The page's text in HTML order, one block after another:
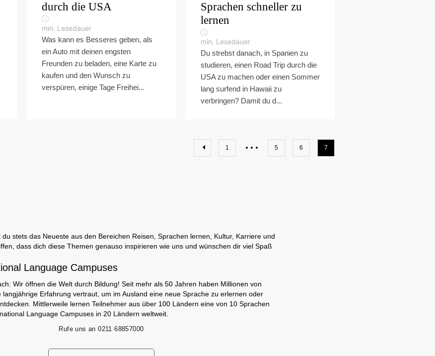
durch die USA
min. Lesedauer
Was kann es Besseres geben, als
ein Auto mit deinen engsten
Freunden zu beladen, eine Karte zu
kaufen und den Wunsch zu
verspüren, einige Tage Freihei...
Sprachen schneller zu
lernen
min. Lesedauer
Du strebst danach, in Spanien zu
studieren, einen Road Trip durch die
USA zu machen oder einen Sommer
lang surfend in Hawaii zu
verbringen? Damit du d...
1 5 6 7
stets das Neueste aus den Bereichen Reisen, Sprachen lernen, Kultur, Karriere und
dass dich diese Themen genauso inspirieren wie uns und wünschen dir viel Spaß
Language Campuses
Wir öffnen die Welt durch Bildung! Seit mehr als 50 Jahren haben Millionen von
langjährige Erfahrung vertraut, um im Ausland eine neue Sprache zu erlernen oder
Mittlerweile lernen Teilnehmer aus über 100 Ländern eine von 10 Sprachen
Language Campuses in 20 Ländern weltweit.
Rufe uns an 0211 68857000